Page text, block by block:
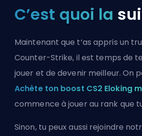
C’est quoi la
Maintenant que t’as appris un
Counter-Strike, il est temps de
jouer et de devenir meilleur. On
Achète ton boost CS2 Eloking
commence à jouer au rank que
Sinon, tu peux aussi rejoindre